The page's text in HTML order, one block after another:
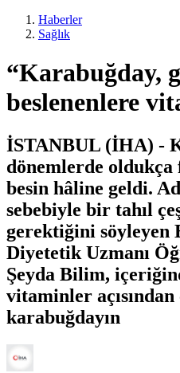
Haberler
Sağlık
“Karabuğday,
beslenenlere
İSTANBUL (İHA) -
dönemlerde
besin hâline geldi.
sebebiyle bir tahıl
gerektiğini söyleyen
Diyetetik Uzmanı
Şeyda Bilim,
vitaminler
karabuğdayın